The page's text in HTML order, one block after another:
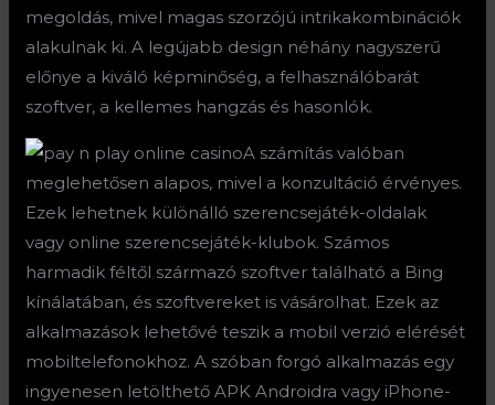
megoldás, mivel magas szorzójú intrikakombinációk
alakulnak ki. A legújabb design néhány nagyszerű
előnye a kiváló képminőség, a felhasználóbarát
szoftver, a kellemes hangzás és hasonlók.
A számítás valóban
meglehetősen alapos, mivel a konzultáció érvényes.
Ezek lehetnek különálló szerencsejáték-oldalak
vagy online szerencsejáték-klubok. Számos
harmadik féltől származó szoftver található a Bing
kínálatában, és szoftvereket is vásárolhat. Ezek az
alkalmazások lehetővé teszik a mobil verzió elérését
mobiltelefonokhoz. A szóban forgó alkalmazás egy
ingyenesen letölthető APK Androidra vagy iPhone-